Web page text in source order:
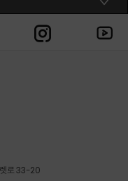
렛로 33-20